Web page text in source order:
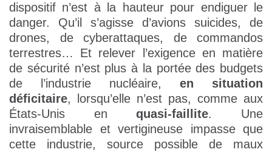
dispositif n’est à la hauteur pour endiguer le
danger. Qu’il s’agisse d’avions suicides, de
drones, de cyberattaques, de commandos
terrestres… Et relever l’exigence en matière
de sécurité n’est plus à la portée des budgets
de l’industrie nucléaire, en situation
déficitaire, lorsqu’elle n’est pas, comme aux
États-Unis enquasi-faillite. Une
invraisemblable et vertigineuse impasse que
cette industrie, source possible de maux